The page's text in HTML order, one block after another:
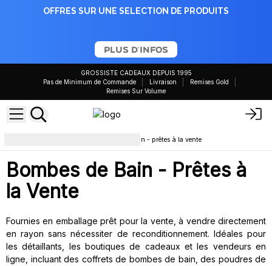
OFFRES SUR UNE SELECTION DE PRODUITS
PLUS D'INFOS
GROSSISTE CADEAUX DEPUIS 1995
Pas de Minimum de Commande
Livraison
Remises Gold
Remises Sur Volume
Bombes de bain - prêtes à la vente
Bombes de Bain - Prêtes à
la Vente
Fournies en emballage prêt pour la vente, à vendre directement
en rayon sans nécessiter de reconditionnement. Idéales pour
les détaillants, les boutiques de cadeaux et les vendeurs en
ligne, incluant des coffrets de bombes de bain, des poudres de